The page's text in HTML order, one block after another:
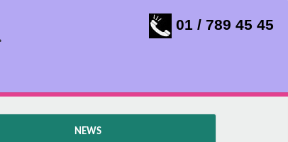
01 / 789 45 45
NEWS